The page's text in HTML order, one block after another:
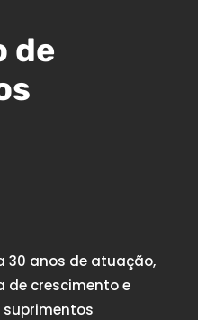
de
30 anos de atuação,
crescimento e